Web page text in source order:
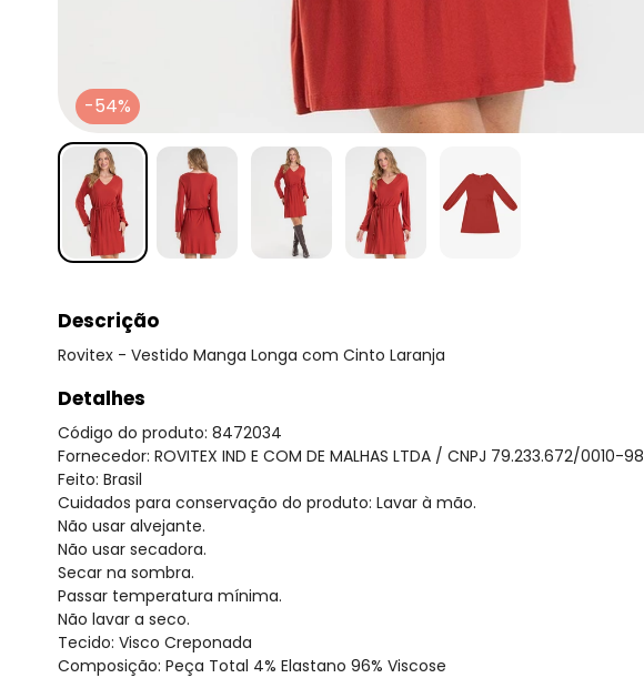
-54%
Descrição
Rovitex - Vestido Manga Longa com Cinto Laranja
Detalhes
Código do produto: 8472034
Fornecedor: ROVITEX IND E COM DE MALHAS LTDA / CNPJ 79.233.672/0010-98
Feito: Brasil
Cuidados para conservação do produto: Lavar à mão.
Não usar alvejante.
Não usar secadora.
Secar na sombra.
Passar temperatura mínima.
Não lavar a seco.
Tecido: Visco Creponada
Composição: Peça Total 4% Elastano 96% Viscose